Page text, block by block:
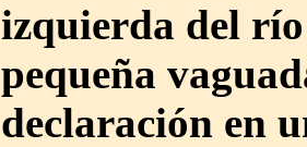
izquierda del
pequeña
declaración en